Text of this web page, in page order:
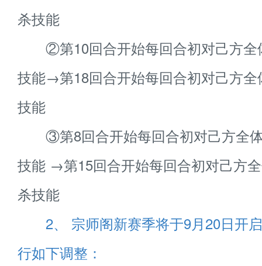
杀技能
②第10回合开始每回合初对己方全
技能→第18回合开始每回合初对己方全
技能
③第8回合开始每回合初对己方全
技能 →第15回合开始每回合初对己方
杀技能
2、 宗师阁新赛季将于9月20日开
行如下调整：